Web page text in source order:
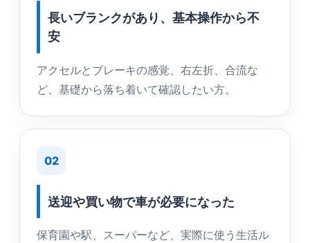
長いブランクがあり、基本操作から不
安
アクセルとブレーキの感覚、右左折、合流な
ど、基礎から落ち着いて確認したい方。
02
送迎や買い物で車が必要になった
保育園や駅、スーパーなど、実際に使う生活ル